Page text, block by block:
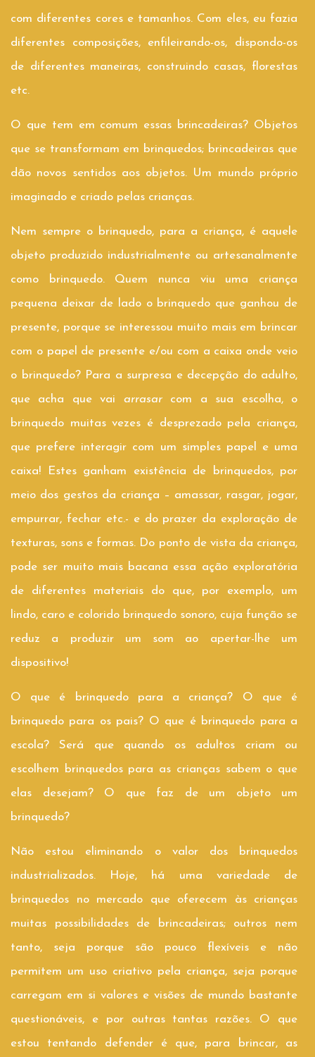
com diferentes cores e tamanhos. Com eles, eu fazia
diferentes composições, enfileirando-os, dispondo-os
de diferentes maneiras, construindo casas, florestas
etc.
O que tem em comum essas brincadeiras? Objetos
que se transformam em brinquedos; brincadeiras que
dão novos sentidos aos objetos. Um mundo próprio
imaginado e criado pelas crianças.
Nem sempre o brinquedo, para a criança, é aquele
objeto produzido industrialmente ou artesanalmente
como brinquedo. Quem nunca viu uma criança
pequena deixar de lado o brinquedo que ganhou de
presente, porque se interessou muito mais em brincar
com o papel de presente e/ou com a caixa onde veio
o brinquedo? Para a surpresa e decepção do adulto,
que acha que vai arrasarcom a sua escolha, o
brinquedo muitas vezes é desprezado pela criança,
que prefere interagir com um simples papel e uma
caixa! Estes ganham existência de brinquedos, por
meio dos gestos da criança – amassar, rasgar, jogar,
empurrar, fechar etc.- e do prazer da exploração de
texturas, sons e formas. Do ponto de vista da criança,
pode ser muito mais bacana essa ação exploratória
de diferentes materiais do que, por exemplo, um
lindo, caro e colorido brinquedo sonoro, cuja função se
reduz a produzir um som ao apertar-lhe um
dispositivo!
O que é brinquedo para a criança? O que é
brinquedo para os pais? O que é brinquedo para a
escola? Será que quando os adultos criam ou
escolhem brinquedos para as crianças sabem o que
elas desejam? O que faz de um objeto um
brinquedo?
Não estou eliminando o valor dos brinquedos
industrializados. Hoje, há uma variedade de
brinquedos no mercado que oferecem às crianças
muitas possibilidades de brincadeiras; outros nem
tanto, seja porque são pouco flexíveis e não
permitem um uso criativo pela criança, seja porque
carregam em si valores e visões de mundo bastante
questionáveis, e por outras tantas razões. O que
estou tentando defender é que, para brincar, as